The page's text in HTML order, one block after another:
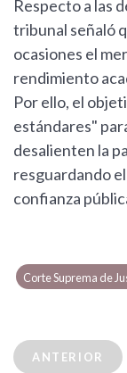
Respecto a las
tribunal señaló
ocasiones el
rendimiento
Por ello, el
estándares"
desalienten la
resguardando
confianza
Corte Suprema de
ANTERIOR